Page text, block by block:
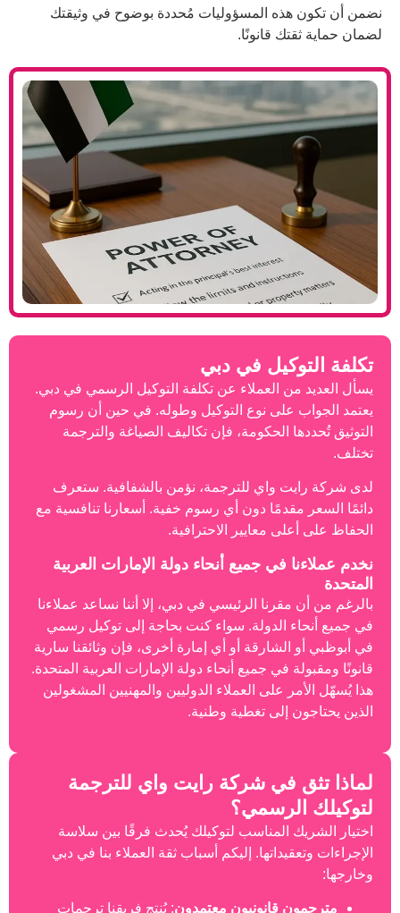
المسؤوليات مُحددة بوضوح في وثيقتك
قانونًا.
في دبي
العملاء عن تكلفة التوكيل الرسمي في دبي.
على نوع التوكيل وطوله. في حين أن رسوم
الحكومة، فإن تكاليف الصياغة والترجمة
واي للترجمة، نؤمن بالشفافية. ستعرف
دون أي رسوم خفية. أسعارنا تنافسية مع
معايير الاحترافية.
في جميع أنحاء دولة الإمارات العربية
الرئيسي في دبي، إلا أننا نساعد عملاءنا
الدولة. سواء كنت بحاجة إلى توكيل رسمي
أو أي إمارة أخرى، فإن وثائقنا سارية
في جميع أنحاء دولة الإمارات العربية المتحدة.
على العملاء الدوليين والمهنيين المشغولين
إلى تغطية وطنية.
في شركة رايت واي للترجمة
المناسب لتوكيلك يُحدث فرقًا بين سلاسة
إليكم أسباب ثقة العملاء بنا في دبي
قانونيون معتمدون : يُنتج فريقنا ترجمات